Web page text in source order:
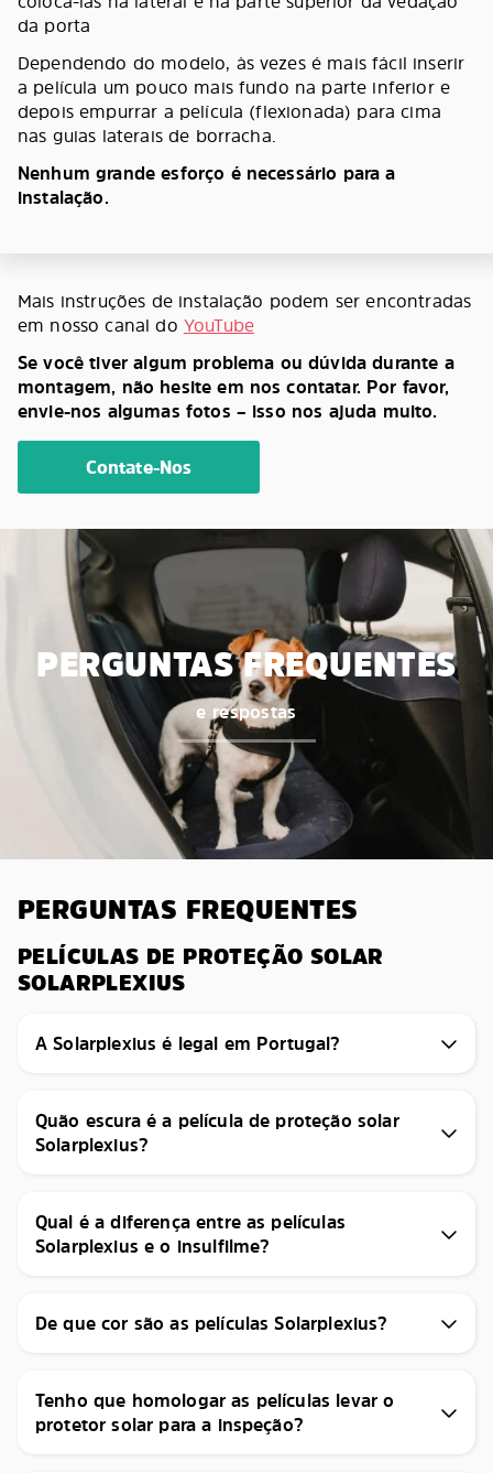
da porta
Dependendo do modelo, às vezes é mais fácil inserir
a película um pouco mais fundo na parte inferior e
depois empurrar a película (flexionada) para cima
nas guias laterais de borracha.
Nenhum grande esforço é necessário para a
instalação.
Mais instruções de instalação podem ser encontradas
em nosso canal do YouTube
Se você tiver algum problema ou dúvida durante a
montagem, não hesite em nos contatar. Por favor,
envie-nos algumas fotos – isso nos ajuda muito.
Contate-Nos
PERGUNTAS FREQUENTES
e respostas
PERGUNTAS FREQUENTES
PELÍCULAS DE PROTEÇÃO SOLAR
SOLARPLEXIUS
A Solarplexius é legal em Portugal?
Quão escura é a película de proteção solar
Solarplexius?
Qual é a diferença entre as películas
Solarplexius e o insulfilme?
De que cor são as películas Solarplexius?
Tenho que homologar as películas levar o
protetor solar para a inspeção?